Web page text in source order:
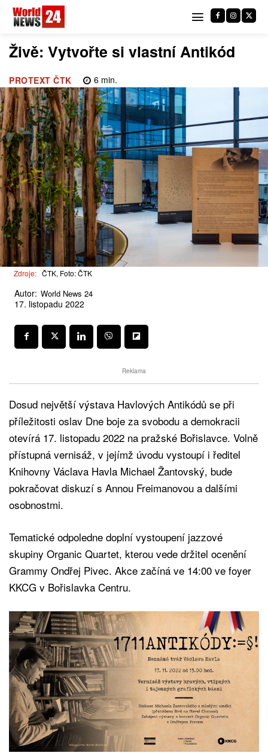
Živě: Vytvořte si vlastní Antikód
PROTEXT ČTK 6min.
Zdroje: ČTK, Foto: ČTK
Autor: World News 24
17. listopadu 2022
Reklama
Dosud největší výstava Havlových Antikódů se při
příležitosti oslav Dne boje za svobodu a demokracii
otevírá 17. listopadu 2022 na pražské Bořislavce. Volně
přístupná vernisáž, v jejímž úvodu vystoupí i ředitel
Knihovny Václava Havla Michael Žantovský, bude
pokračovat diskuzí s Annou Freimanovou a dalšími
osobnostmi.
Tematické odpoledne doplní vystoupení jazzové
skupiny Organic Quartet, kterou vede držitel ocenění
Grammy Ondřej Pivec. Akce začíná ve 14:00 ve foyer
KKCG v Bořislavka Centru.